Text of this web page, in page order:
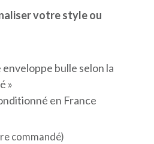
votre style ou
bulle selon la
»
en France
commandé)